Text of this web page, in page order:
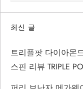
최신 글
트리플팟 다이아몬
스핀 리뷰 TRIPLE